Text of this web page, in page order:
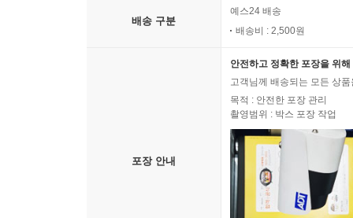
배송 구분
예스24 배송
배송비 : 2,500원
포장 안내
안전하고 정확한 포장을 위
고객님께 배송되는 모든 상
목적 : 안전한 포장 관리
촬영범위 : 박스 포장 작업